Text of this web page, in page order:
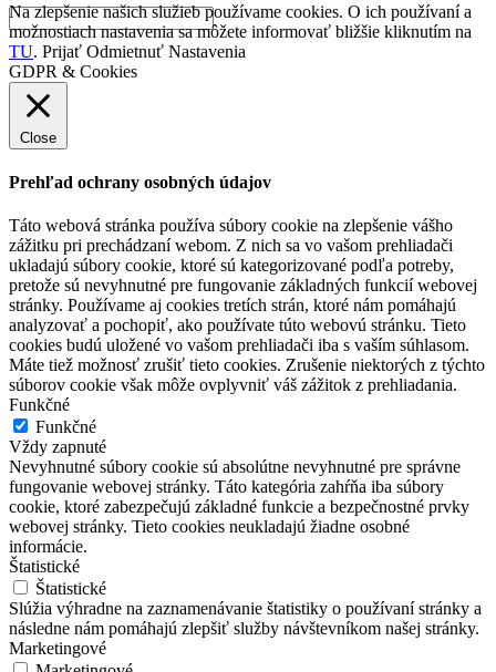
Na zlepšenie našich služieb používame cookies. O ich používaní a
možnostiach nastavenia sa môžete informovať bližšie kliknutím na
TU. Prijať Odmietnuť Nastavenia
GDPR & Cookies
Close
Prehľad ochrany osobných údajov
Táto webová stránka používa súbory cookie na zlepšenie vášho
zážitku pri prechádzaní webom. Z nich sa vo vašom prehliadači
ukladajú súbory cookie, ktoré sú kategorizované podľa potreby,
pretože sú nevyhnutné pre fungovanie základných funkcií webovej
stránky. Používame aj cookies tretích strán, ktoré nám pomáhajú
analyzovať a pochopiť, ako používate túto webovú stránku. Tieto
cookies budú uložené vo vašom prehliadači iba s vaším súhlasom.
Máte tiež možnosť zrušiť tieto cookies. Zrušenie niektorých z týchto
súborov cookie však môže ovplyvniť váš zážitok z prehliadania.
Funkčné
Funkčné
Vždy zapnuté
Nevyhnutné súbory cookie sú absolútne nevyhnutné pre správne
fungovanie webovej stránky. Táto kategória zahŕňa iba súbory
cookie, ktoré zabezpečujú základné funkcie a bezpečnostné prvky
webovej stránky. Tieto cookies neukladajú žiadne osobné
informácie.
Štatistické
Štatistické
Slúžia výhradne na zaznamenávanie štatistiky o používaní stránky a
následne nám pomáhajú zlepšiť služby návštevníkom našej stránky.
Marketingové